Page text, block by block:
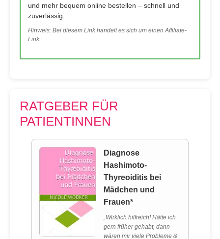
und mehr bequem online bestellen – schnell und
zuverlässig.
Hinweis: Bei diesem Link handelt es sich um einen Affiliate-
Link.
RATGEBER FÜR
PATIENTINNEN
Diagnose
Hashimoto-
Thyreoiditis bei
Mädchen und
Frauen*
„Wirklich hilfreich! Hätte ich
gern früher gehabt, dann
wären mir viele Probleme &